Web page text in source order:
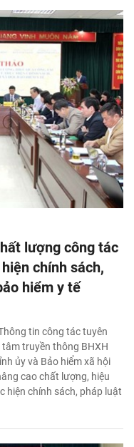
lượng công tác
chính sách,
hiểm y tế
tin công tác tuyên
tâm truyền thông BHXH
ủy và Bảo hiểm xã hội
cao chất lượng, hiệu
hiện chính sách, pháp luật